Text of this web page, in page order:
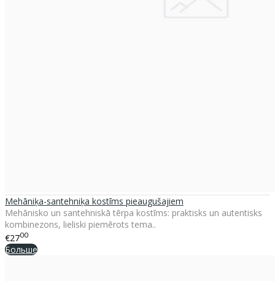
Mehāniķa-santehniķa kostīms pieaugušajiem
Mehānisko un santehniskā tērpa kostīms: praktisks un autentisks
kombinezons, lieliski piemērots tema..
€2700
Больше